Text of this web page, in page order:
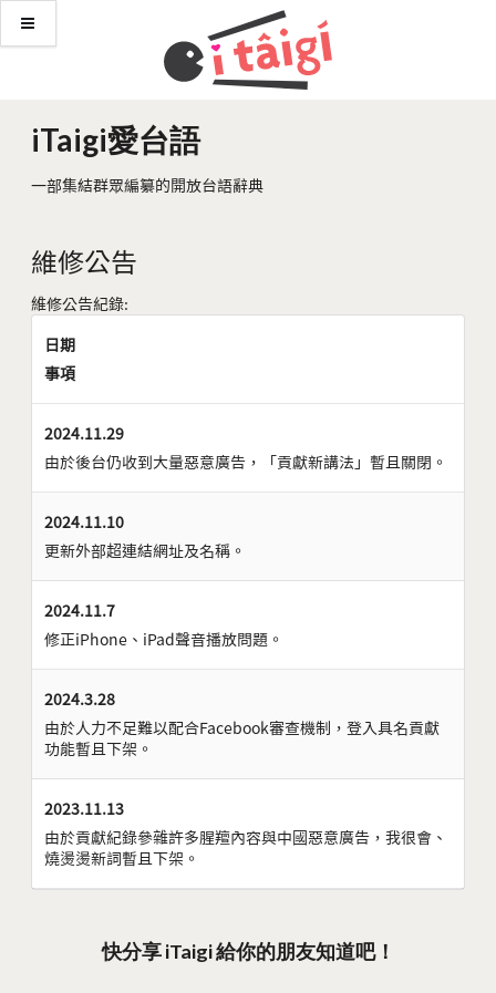
iTaigi愛台語
一部集結群眾編纂的開放台語辭典
維修公告
維修公告紀錄:
日期
事項
2024.11.29
由於後台仍收到大量惡意廣告，「貢獻新講法」暫且關閉。
2024.11.10
更新外部超連結網址及名稱。
2024.11.7
修正iPhone、iPad聲音播放問題。
2024.3.28
由於人力不足難以配合Facebook審查機制，登入具名貢獻
功能暫且下架。
2023.11.13
由於貢獻紀錄參雜許多腥羶內容與中國惡意廣告，我很會、
燒燙燙新詞暫且下架。
快分享 iTaigi 給你的朋友知道吧！